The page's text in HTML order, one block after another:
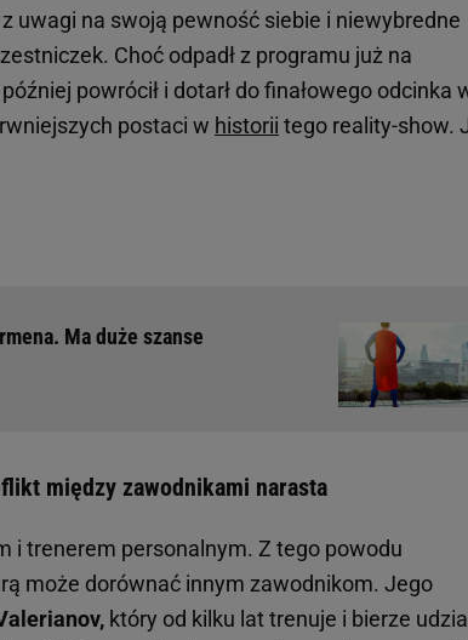
uwagi na swoją pewność siebie i niewybredne
Choć odpadł z programu już na
powrócił i dotarł do finałowego odcinka
postaci w historii tego reality-show.
Ma duże szanse
między zawodnikami narasta
i trenerem personalnym. Z tego powodu
może dorównać innym zawodnikom. Jego
który od kilku lat trenuje i bierze